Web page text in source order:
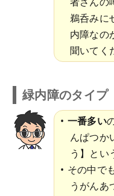
鵜呑みに
内障なの
聞いてく
緑内障のタイプ
一番多い
んぱつか
う】とい
その中でも
うがんあ